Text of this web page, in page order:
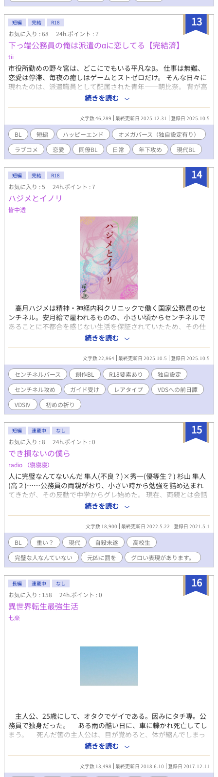
・・・・・・・・・・・・・・・・・・・・・・・・・・・・・・
念のため、実在の街とは一切関係がなく、貶める意図もありませ
ん。 作者も田舎生まれなので若干の実感はこもっております……
表紙イラスト/高峯シオ様 デザイン/あまみや慈雨 イラストは有償
依頼しているものです。無断転載ご遠慮ください。
・・・・・・・・・・・・・・・・・・ 冬コミ参加します。「虹
を見たかい」に後日談のえろを書き足したものが新刊です。
12/28（土）南棟ﾉ19b「不機嫌ロメオ」
・・・・・・・・・・・・・・・・・・
13
短編 完結 R18
お気に入り : 68 24h.ポイント : 7
下っ端公務員の俺は派遣のαに恋してる【完結済】
tii
市役所勤めの野々宮は、どこにでもいる平凡なβ。 仕事は無難、
恋愛は停滞、毎夜の癒しはゲームとストゼロだけ。 そんな日々に
現れたのは、派遣職員として配属された青年――朝比奈。 背が高
く、音大卒で、いっけん冷たそうに見えるが、 話せば驚くほど穏
やかで優しい。 ただひとつ、彼は自己紹介のときに言った。
「僕、αなんです。迷惑をかけるかもしれませんが……」 軽く流
されたその言葉が、 野々宮の中でじわりと残り続ける。 残業続き
の夜、偶然居酒屋でふたりきりになり―― その指先が触れた瞬
間、世界が音を立てて軋んだ。 「……野々宮さんって、本当にβ
なんですか？」 揺らぎ始めた日常、 “立場”と“本能”の境界が、静
かに崩れていく。 ☪︎⋆˚｡✩☪︎⋆˚｡✩☪︎⋆˚｡✩☪︎⋆˚｡✩☪︎⋆˚｡✩☪︎⋆˚｡
✩☪︎⋆˚｡✩☪︎⋆˚｡✩☪︎⋆˚｡✩☪︎⋆˚｡ 【第１３回BL小説大賞】にエントリ
ーさせて頂きました！ まこxゆず の応援 ぜひよろしくお願い
します！ ☪︎⋆˚｡✩☪︎⋆˚｡✩☪︎⋆˚｡✩☪︎⋆˚｡✩☪︎⋆˚｡✩☪︎⋆˚｡✩☪︎⋆˚｡
✩☪︎⋆˚｡✩☪︎⋆˚｡✩☪︎⋆˚｡
続きを読む
文字数 46,289 最終更新日 2025.12.31 登録日 2025.10.5
BL 短編 ハッピーエンド
オメガバース（独自設定有り）
ラブコメ
恋愛 同僚BL 日常 年下攻め 現代BL
14
短編 完結 R18
お気に入り : 5 24h.ポイント : 7
ハジメとイノリ
皆中透
高月ハジメは精神・神経内科クリニックで働く国家公務員のセ
ンチネル。安月給で雇われるものの、小さい頃からセンチネルで
あることに不都合を感じない生活を保証されていたため、その仕
事を淡々とこなしていた。しかし、それは表向きの顔であって、
好きでもない相手に性的なケアを受け続けるうちに捻くれてしま
い、今は職務をこなしながら、裏で契約したクライアントからギ
ャラを貰う生活を送っている。 ある日、ハジメは同僚で密かに
片思いをしている相手である相原から、あるイベントへのお誘い
を受ける。そこで出会った青年に関して、不思議な経験をする事
に。そして、その翌日、相原から自分を探している人物がいると
聞いて……。 腹黒センチネル×純粋なガイド、『そんなの、あり
えない』とハジメ自身が思ってしまったような、独自設定のセン
続きを読む
文字数 22,864 最終更新日 2025.10.5 登録日 2025.10.5
センチネルバース 創作BL R18要素あり
独自設定
センチネル攻め
ガイド受け レアタイプ
VDSへの前日譚
VDSⅣ
初めの祈り
15
短編 連載中 なし
お気に入り : 8 24h.ポイント : 0
でき損ないの僕ら
radio （寝寝寝）
人に完璧なんてないんだ 隼人(不良？)×秀一(優等生？) 杉山 隼人
(高２)……公務員の両親がおり、小さい時から勉強を詰め込まれ
てきたが、その反動で中学からグレ始めた。 現在、両親とは会話
もない。 隣の家の秀一とは昔から習い事等でよく会っていたため
幼馴染みだが、自分がそんな環境から１人抜け出したことを後ろ
めたく思っている。 柏原 秀一(高２)……両親は秀一に何でも完璧
を目指せと教育されている。母親はヒステリックで、秀一がテス
トで一番でないと酷く責め立てる。また、父親はそんな妻に嫌気
がさし、あまり家に寄り付かず、秀一に会えば成績について聞
き、一番でなければ責める(暴力)。
続きを読む
文字数 18,900 最終更新日 2022.5.22 登録日 2021.5.1
BL 重い？ 現代 自殺未遂
高校生
完璧な人なんていない
元凶に罰を グロい表現があります。
16
長編 連載中 なし
お気に入り : 158 24h.ポイント : 0
異世界転生最強生活
七楽
主人公、25歳にして、オタクでゲイである。因みにタチ専。公
務員で独身だった。 ある雨の酷い日に、車に轢かれ死亡してし
まう。 死んだ筈の主人公は、目が覚めると、体が縮んでしまっ
ていた！ ー所謂転生であるー そんな主人公が、同性婚を認め
てもらう為に、困難に立ち向かい、ひたすらに努力し始める。
ーこれは、一人の転生者が、自分の幸せの為に行った、大きな革
命の話であるー
続きを読む
文字数 13,498 最終更新日 2018.6.10 登録日 2017.12.11